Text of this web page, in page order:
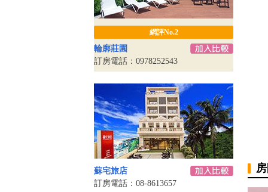
網評No.2
輪廓莊園
訂房電話：0978252543
蘇宅旅店
訂房電話：08-8613657